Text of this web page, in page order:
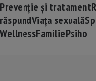
Prevenție și tratament
răspundViața sexuală
WellnessFamiliePsiho